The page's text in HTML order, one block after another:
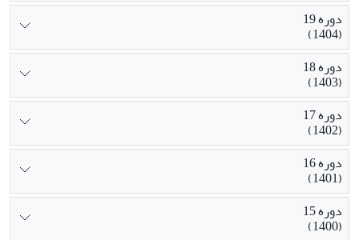
دوره 19
(1404)
دوره 18
(1403)
دوره 17
(1402)
دوره 16
(1401)
دوره 15
(1400)